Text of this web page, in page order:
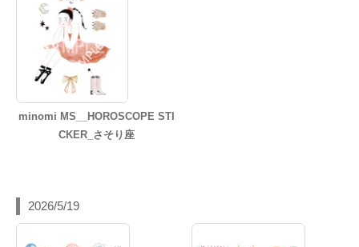
minomi MS__HOROSCOPE STI
CKER_さそり座
2026/5/19